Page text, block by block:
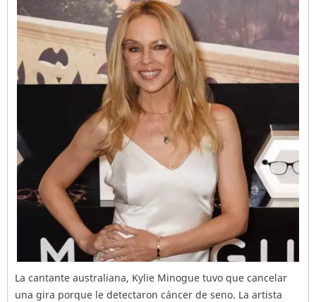
La cantante australiana, Kylie Minogue tuvo que cancelar
una gira porque le detectaron cáncer de seno. La artista